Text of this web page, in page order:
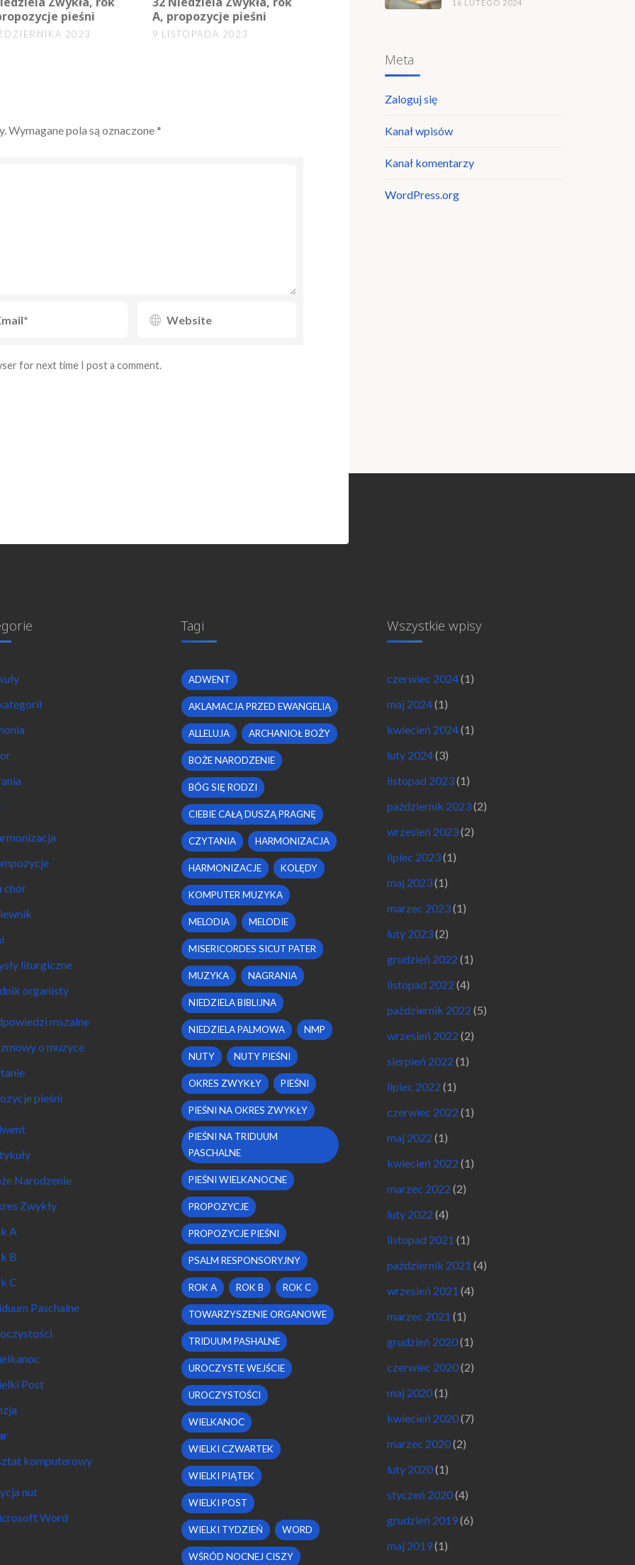
pieśni
2023
A, propozycje pieśni
9 LISTOPADA 2023
Wymagane pola są oznaczone*
for next time I post a comment.
16 LUTEGO 2024
Meta
Zaloguj się
Kanał wpisów
Kanał komentarzy
WordPress.org
chór
liturgiczne
organisty
mszalne
o muzyce
pieśni
Narodzenie
Zwykły
A
B
C
Paschalne
Post
komputerowy
nut
Word
Tagi
ADWENT
AKLAMACJA PRZED EWANGELIĄ
ALLELUJA ARCHANIOŁ BOŻY
BOŻE NARODZENIE
BÓG SIĘ RODZI
CIEBIE CAŁĄ DUSZĄ PRAGNĘ
CZYTANIA HARMONIZACJA
HARMONIZACJE KOLĘDY
KOMPUTER MUZYKA
MELODIA MELODIE
MISERICORDES SICUT PATER
MUZYKA NAGRANIA
NIEDZIELA BIBLIJNA
NIEDZIELA PALMOWA NMP
NUTY NUTY PIEŚNI
OKRES ZWYKŁY PIEŚNI
PIEŚNI NA OKRES ZWYKŁY
PIEŚNI NA TRIDUUM
PASCHALNE
PIEŚNI WIELKANOCNE
PROPOZYCJE
PROPOZYCJE PIEŚNI
PSALM RESPONSORYJNY
ROK A ROK B ROK C
TOWARZYSZENIE ORGANOWE
TRIDUUM PASHALNE
UROCZYSTE WEJŚCIE
UROCZYSTOŚCI
WIELKANOC
WIELKI CZWARTEK
WIELKI PIĄTEK
WIELKI POST
WIELKI TYDZIEŃ WORD
WŚRÓD NOCNEJ CISZY
Wszystkie wpisy
czerwiec 2024(1)
maj 2024(1)
kwiecień 2024(1)
luty 2024(3)
listopad 2023(1)
październik 2023(2)
wrzesień 2023(2)
lipiec 2023(1)
maj 2023(1)
marzec 2023(1)
luty 2023(2)
grudzień 2022 (1)
listopad 2022 (4)
październik 2022 (5)
wrzesień 2022 (2)
sierpień 2022 (1)
lipiec 2022 (1)
czerwiec 2022 (1)
maj 2022 (1)
kwiecień 2022 (1)
marzec 2022 (2)
luty 2022 (4)
listopad 2021 (1)
październik 2021 (4)
wrzesień 2021 (4)
marzec 2021 (1)
grudzień 2020(1)
czerwiec 2020(2)
maj 2020(1)
kwiecień 2020(7)
marzec 2020(2)
luty 2020(1)
styczeń 2020(4)
grudzień 2019(6)
maj 2019(1)